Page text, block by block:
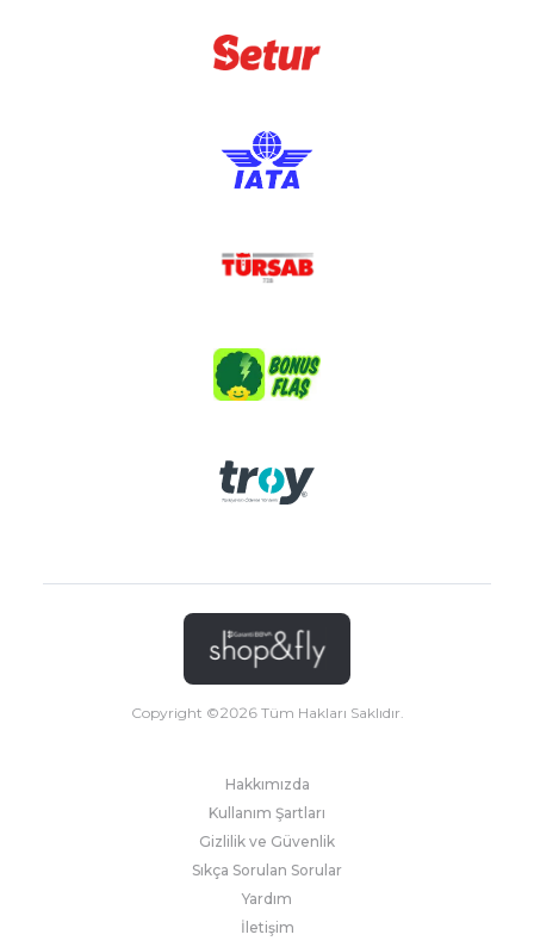
Copyright ©2026Tüm Hakları Saklıdır.
Hakkımızda
Kullanım Şartları
Gizlilik ve Güvenlik
Sıkça Sorulan Sorular
Yardım
İletişim